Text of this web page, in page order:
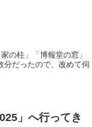
の柱」「博報堂の窓」
分だったので、改めて伺
」へ行ってき